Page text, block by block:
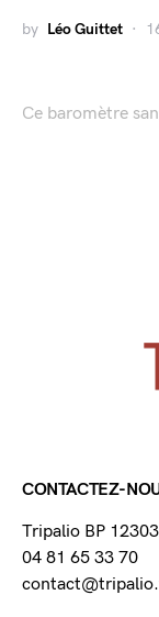
by Léo Guittet
Ce baromètre
CONTACTEZ-
Tripalio BP
04 81 65 33 70